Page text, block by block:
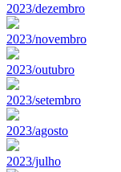
2023/dezembro
2023/novembro
2023/outubro
2023/setembro
2023/agosto
2023/julho